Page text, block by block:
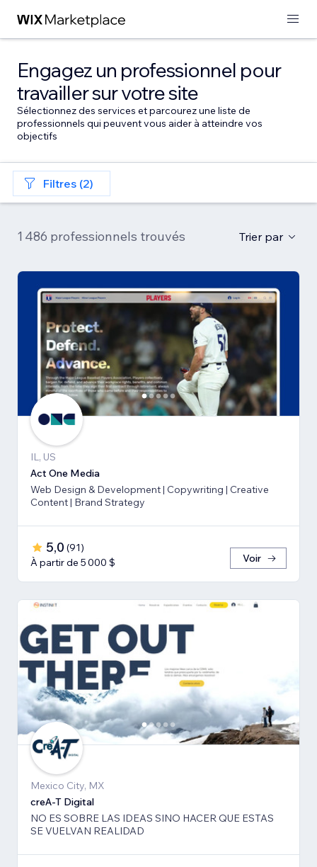
Engagez un professionnel pour
travailler sur votre site
Sélectionnez des services et parcourez une liste de
professionnels qui peuvent vous aider à atteindre vos
objectifs
Filtres (2)
1 486 professionnels trouvés Trier par
IL, US
Act One Media
Web Design & Development | Copywriting | Creative
Content | Brand Strategy
5,0 (91)
À partir de 5 000 $
Voir
Mexico City, MX
creA-T Digital
NO ES SOBRE LAS IDEAS SINO HACER QUE ESTAS
SE VUELVAN REALIDAD